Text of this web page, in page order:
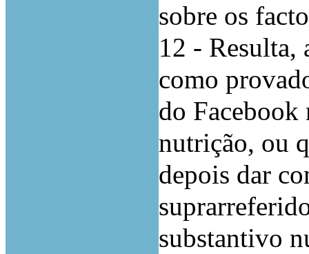
sobre os
12 -
como
do Facebook
nutrição, ou
depois dar
substantivo